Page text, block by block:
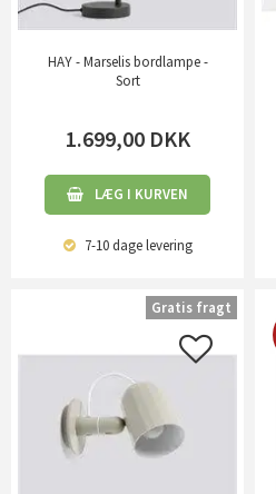
HAY - Marselis bordlampe -
Sort
1.699,00 DKK
LÆG I KURVEN
7-10 dagelevering
Gratis fragt